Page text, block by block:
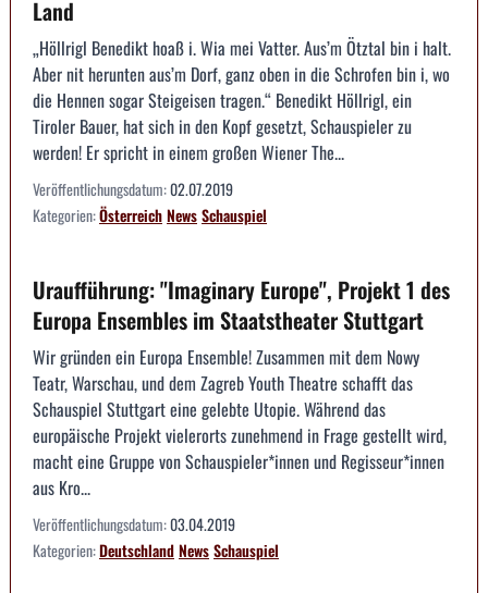
Land
„Höllrigl Benedikt hoaß i. Wia mei Vatter. Aus’m Ötztal bin i halt.
Aber nit herunten aus’m Dorf, ganz oben in die Schrofen bin i, wo
die Hennen sogar Steigeisen tragen.“ Benedikt Höllrigl, ein
Tiroler Bauer, hat sich in den Kopf gesetzt, Schauspieler zu
werden! Er spricht in einem großen Wiener The...
Veröffentlichungsdatum:02.07.2019
Kategorien:ÖsterreichNewsSchauspiel
Uraufführung: "Imaginary Europe", Projekt 1 des
Europa Ensembles im Staatstheater Stuttgart
Wir gründen ein Europa Ensemble! Zusammen mit dem Nowy
Teatr, Warschau, und dem Zagreb Youth Theatre schafft das
Schauspiel Stuttgart eine gelebte Utopie. Während das
europäische Projekt vielerorts zunehmend in Frage gestellt wird,
macht eine Gruppe von Schauspieler*innen und Regisseur*innen
aus Kro...
Veröffentlichungsdatum:03.04.2019
Kategorien:DeutschlandNewsSchauspiel